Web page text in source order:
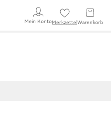
Mein KontoMerkzettel Warenkorb